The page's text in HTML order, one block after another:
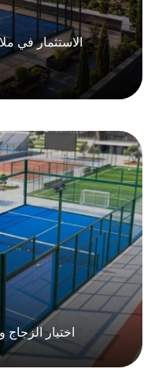
الاستثمار في
اختيار